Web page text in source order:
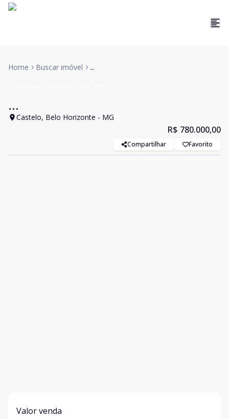
Home Buscar imóvel ...
...
Castelo, Belo Horizonte - MG
R$ 780.000,00
Compartilhar Favorito
Valor venda